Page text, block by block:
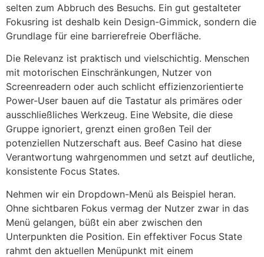
selten zum Abbruch des Besuchs. Ein gut gestalteter
Fokusring ist deshalb kein Design-Gimmick, sondern die
Grundlage für eine barrierefreie Oberfläche.
Die Relevanz ist praktisch und vielschichtig. Menschen
mit motorischen Einschränkungen, Nutzer von
Screenreadern oder auch schlicht effizienzorientierte
Power-User bauen auf die Tastatur als primäres oder
ausschließliches Werkzeug. Eine Website, die diese
Gruppe ignoriert, grenzt einen großen Teil der
potenziellen Nutzerschaft aus. Beef Casino hat diese
Verantwortung wahrgenommen und setzt auf deutliche,
konsistente Focus States.
Nehmen wir ein Dropdown-Menü als Beispiel heran.
Ohne sichtbaren Fokus vermag der Nutzer zwar in das
Menü gelangen, büßt ein aber zwischen den
Unterpunkten die Position. Ein effektiver Focus State
rahmt den aktuellen Menüpunkt mit einem